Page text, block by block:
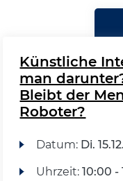
Künstliche
man
Bleibt der
Roboter?
Datum: Di.
Uhrzeit: 10:00 -